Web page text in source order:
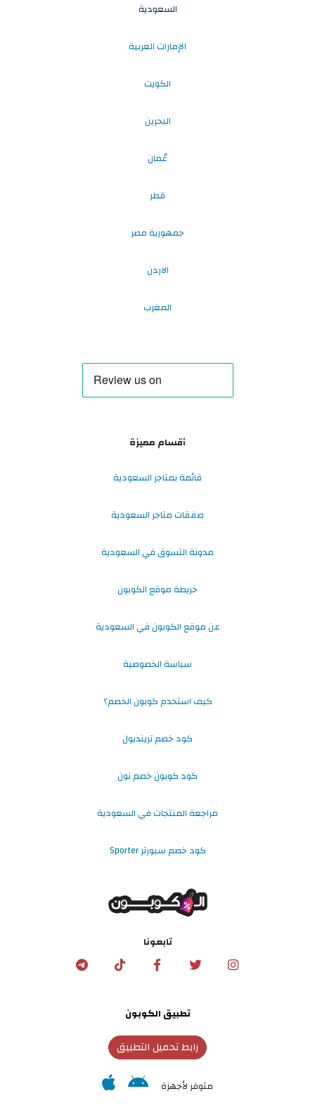
السعودية
الإمارات العربية
الكويت
البحرين
عُمان
قطر
جمهورية مصر
الاردن
المغرب
أقسام مميزة
قائمة بمتاجر السعودية
صفقات متاجر السعودية
مدونة التسوق في السعودية
خريطة موقع الكوبون
عن موقع الكوبون في السعودية
سياسة الخصوصية
كيف استخدم كوبون الخصم؟
كود خصم ترينديول
كود كوبون خصم نون
مراجعة المنتجات في السعودية
كود خصم سبورتر Sporter
تابعونا
تطبيق الكوبون
رابط تحميل التطبيق
متوفر لأجهزة